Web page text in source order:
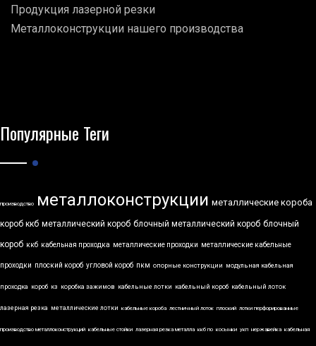
Продукция лазерной резки
Металлоконструкции нашего производства
Популярные Теги
производство металлоконструкции металлические короба
короб ккб металлический короб блочный металлический короб блочный
короб ккб кабельная проходка металлические проходки металлические кабельные
проходки плоский короб угловой короб пкм опорные конструкции модульная кабельная
проходка короб кз коробка зажимов кабельные лотки кабельный короб кабельный лоток
лазерная резка металлические лотки кабельные короба лестничный лоток плоский лотки перфорированные
производство металлоконструкций кабельные стойки лазерная резка металла ккб по косынки укп нержавейка кабельная